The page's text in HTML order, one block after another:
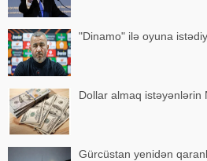
"Dinamo" ilə oyuna
Dollar almaq
Gürcüstan yenidən